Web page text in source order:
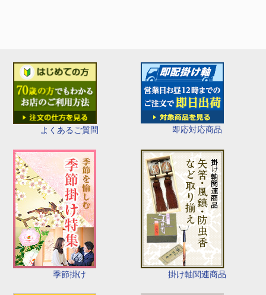
よくあるご質問 即応対応商品
季節掛け 掛け軸関連商品